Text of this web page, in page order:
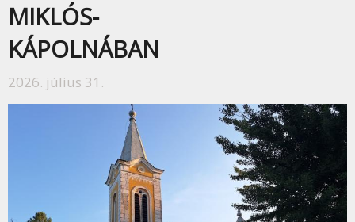
MIKLÓS-
KÁPOLNÁBAN
2026. július 31.